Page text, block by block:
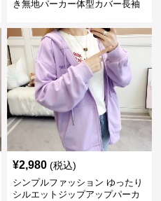
き無地パーカー体型カバー長袖
¥2,980 (税込)
シンプルファッション ゆったり
シルエットジップアップパーカ